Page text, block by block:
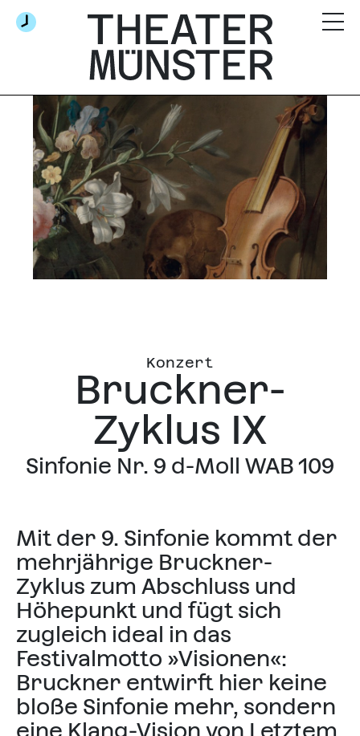
Konzert
Bruckner-
Zyklus IX
Sinfonie Nr. 9 d-Moll WAB 109
Mit der 9. Sinfonie kommt der
mehrjährige Bruckner-
Zyklus zum Abschluss und
Höhepunkt und fügt sich
zugleich ideal in das
Festivalmotto »Visionen«:
Bruckner entwirft hier keine
bloße Sinfonie mehr, sondern
eine Klang-Vision von Letztem